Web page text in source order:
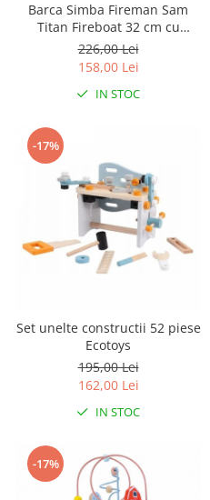
Barca Simba Fireman Sam
Titan Fireboat 32 cm cu
figurina si accesorii
226,00 Lei
158,00 Lei
IN STOC
-17%
Set unelte constructii 52 piese
Ecotoys
195,00 Lei
162,00 Lei
IN STOC
-17%